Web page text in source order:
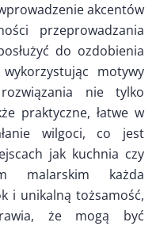
akcentów
przeprowadzania
do ozdobienia
motywy
nie tylko
praktyczne, łatwe w
wilgoci, co jest
jak kuchnia czy
malarskim każda
i unikalną tożsamość,
że mogą być